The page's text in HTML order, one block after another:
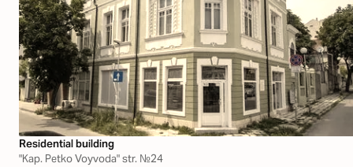
Residential building
"Kap. Petko Voyvoda" str. №24